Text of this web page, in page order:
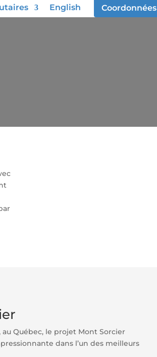
English Coordonnées
Québec, le projet Mont Sorcier
dans l’un des meilleurs